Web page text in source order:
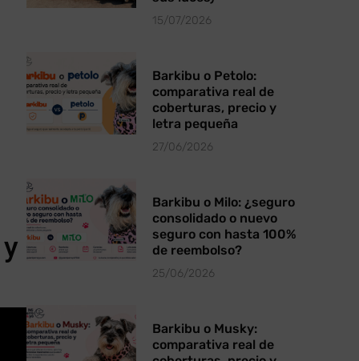
15/07/2026
Barkibu o Petolo:
comparativa real de
coberturas, precio y
letra pequeña
27/06/2026
Barkibu o Milo: ¿seguro
consolidado o nuevo
seguro con hasta 100%
de reembolso?
25/06/2026
Barkibu o Musky:
comparativa real de